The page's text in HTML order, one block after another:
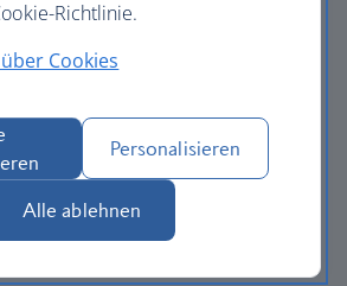
Bilder
und Navigationsstrukturen
Kombinationen von
Geräten, damit Sie die
können. Verwenden Sie immer
Browsers und die aktuelle
Richtlinie.
Cookies
Personalisieren
Alle ablehnen